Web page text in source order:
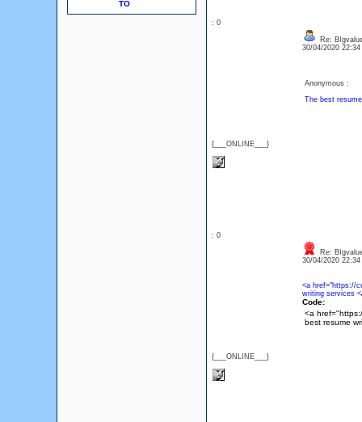
: 0
{___ONLINE___}
Re:
30/04/2020
Anonymous :
The best
: 0
{___ONLINE___}
Re:
30/04/2020
<a href="https://
writing services
Code:
<a
best resume